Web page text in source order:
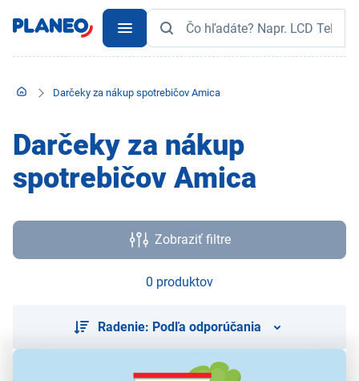
Darčeky za nákup spotrebičov Amica
Darčeky za nákup
spotrebičov Amica
Zobraziť filtre
0 produktov
Radenie: Podľa odporúčania